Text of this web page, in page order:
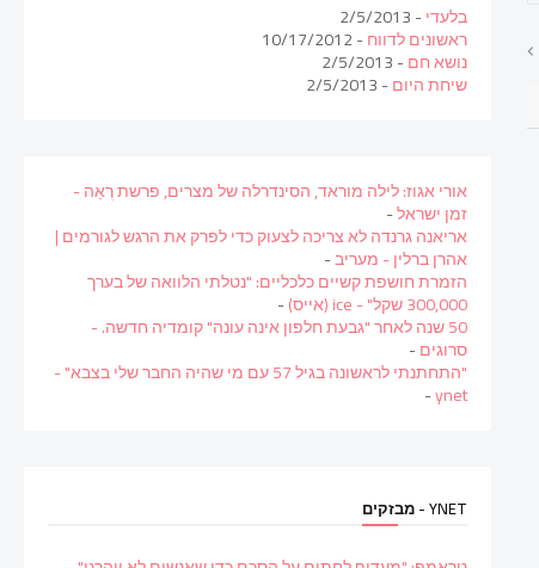
בלעדי- 2/5/2013
ראשונים לדווח- 10/17/2012
נושא חם- 2/5/2013
שיחת היום- 2/5/2013
אורי אגוז: לילה מוראד, הסינדרלה של מצרים, פרשת רְאֵה -
זמן ישראל-
אריאנה גרנדה לא צריכה לצעוק כדי לפרק את הרגש לגורמים |
אהרן ברלין - מעריב-
הזמרת חושפת קשיים כלכליים: "נטלתי הלוואה של בערך
300,000 שקל" - ice (אייס) -
50 שנה לאחר "גבעת חלפון אינה עונה" קומדיה חדשה. -
סרוגים-
"התחתנתי לראשונה בגיל 57 עם מי שהיה החבר שלי בצבא" -
ynet
-
YNET - מבזקים